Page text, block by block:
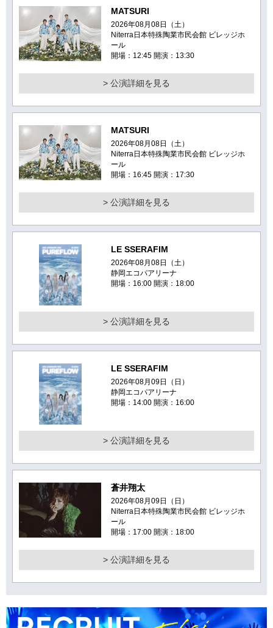
MATSURI
2026年08月08日（土）
Niterra日本特殊陶業市民会館 ビレッジホ
ール
開場：12:45 開演：13:30
> 公演詳細を見る
MATSURI
2026年08月08日（土）
Niterra日本特殊陶業市民会館 ビレッジホ
ール
開場：16:45 開演：17:30
> 公演詳細を見る
LE SSERAFIM
2026年08月08日（土）
静岡エコパアリーナ
開場：16:00 開演：18:00
> 公演詳細を見る
LE SSERAFIM
2026年08月09日（日）
静岡エコパアリーナ
開場：14:00 開演：16:00
> 公演詳細を見る
蒼井翔太
2026年08月09日（日）
Niterra日本特殊陶業市民会館 ビレッジホ
ール
開場：17:00 開演：18:00
> 公演詳細を見る